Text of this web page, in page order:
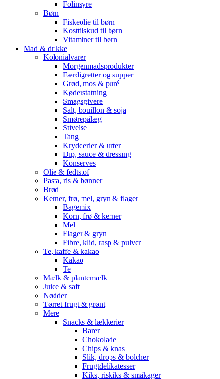
Folinsyre
Børn
Fiskeolie til børn
Kosttilskud til børn
Vitaminer til børn
Mad & drikke
Kolonialvarer
Morgenmadsprodukter
Færdigretter og supper
Grød, mos & puré
Køderstatning
Smagsgivere
Salt, bouillon & soja
Smørepålæg
Stivelse
Tang
Krydderier & urter
Dip, sauce & dressing
Konserves
Olie & fedtstof
Pasta, ris & bønner
Brød
Kerner, frø, mel, gryn & flager
Bagemix
Korn, frø & kerner
Mel
Flager & gryn
Fibre, klid, rasp & pulver
Te, kaffe & kakao
Kakao
Te
Mælk & plantemælk
Juice & saft
Nødder
Tørret frugt & grønt
Mere
Snacks & lækkerier
Barer
Chokolade
Chips & knas
Slik, drops & bolcher
Frugtdelikatesser
Kiks, riskiks & småkager